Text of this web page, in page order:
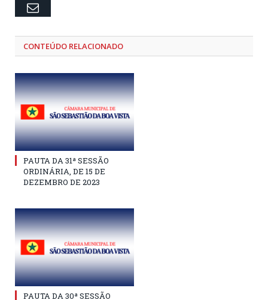
Email
CONTEÚDO RELACIONADO
PAUTA DA 31ª SESSÃO
ORDINÁRIA, DE 15 DE
DEZEMBRO DE 2023
PAUTA DA 30ª SESSÃO